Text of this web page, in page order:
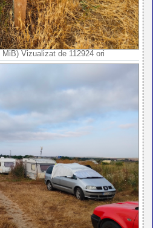
MiB) Vizualizat de 112924 ori